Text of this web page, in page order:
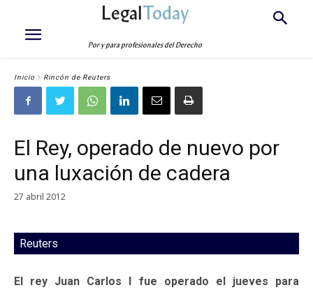
LegalToday
Por y para profesionales del Derecho
Inicio Rincón de Reuters
El Rey, operado de nuevo por
una luxación de cadera
27 abril 2012
Reuters
El rey Juan Carlos I fue operado el jueves para